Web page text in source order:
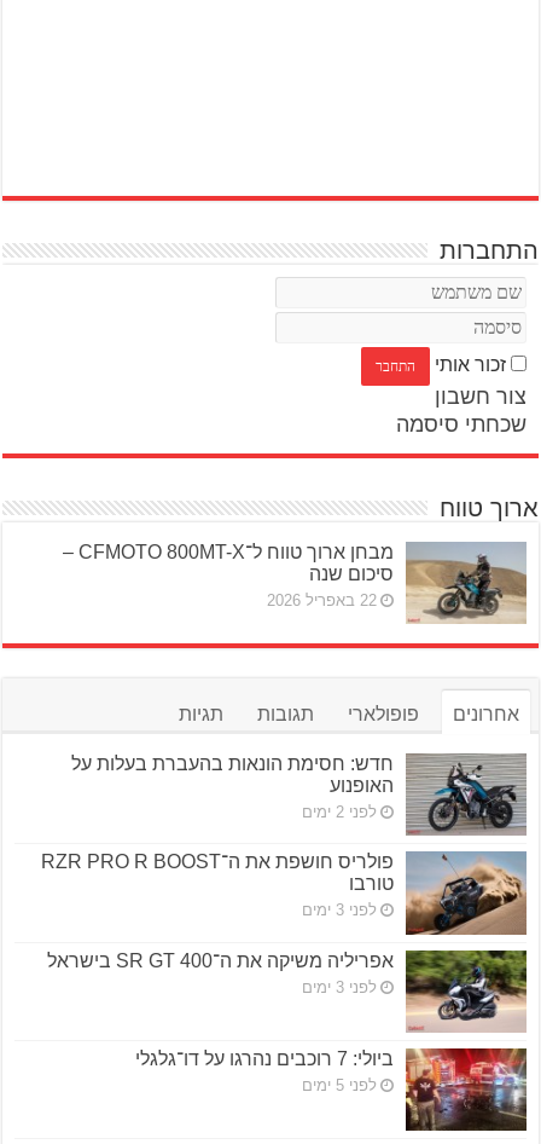
התחברות
זכור אותי
צור חשבון
שכחתי סיסמה
ארוך טווח
מבחן ארוך טווח ל־CFMOTO 800MT-X –
סיכום שנה
22 באפריל 2026
אחרונים פופולארי תגובות תגיות
חדש: חסימת הונאות בהעברת בעלות על
האופנוע
לפני 2 ימים
פולריס חושפת את ה־RZR PRO R BOOST
טורבו
לפני 3 ימים
אפריליה משיקה את ה־SR GT 400 בישראל
לפני 3 ימים
ביולי: 7 רוכבים נהרגו על דו־גלגלי
לפני 5 ימים